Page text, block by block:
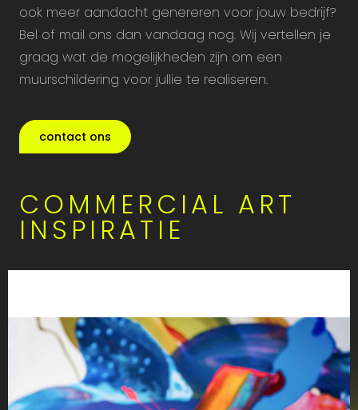
ook meer aandacht genereren voor jouw bedrijf?
Bel of mail ons dan vandaag nog. Wij vertellen je
graag wat de mogelijkheden zijn om een
muurschildering voor jullie te realiseren.
contact ons
COMMERCIAL ART
INSPIRATIE